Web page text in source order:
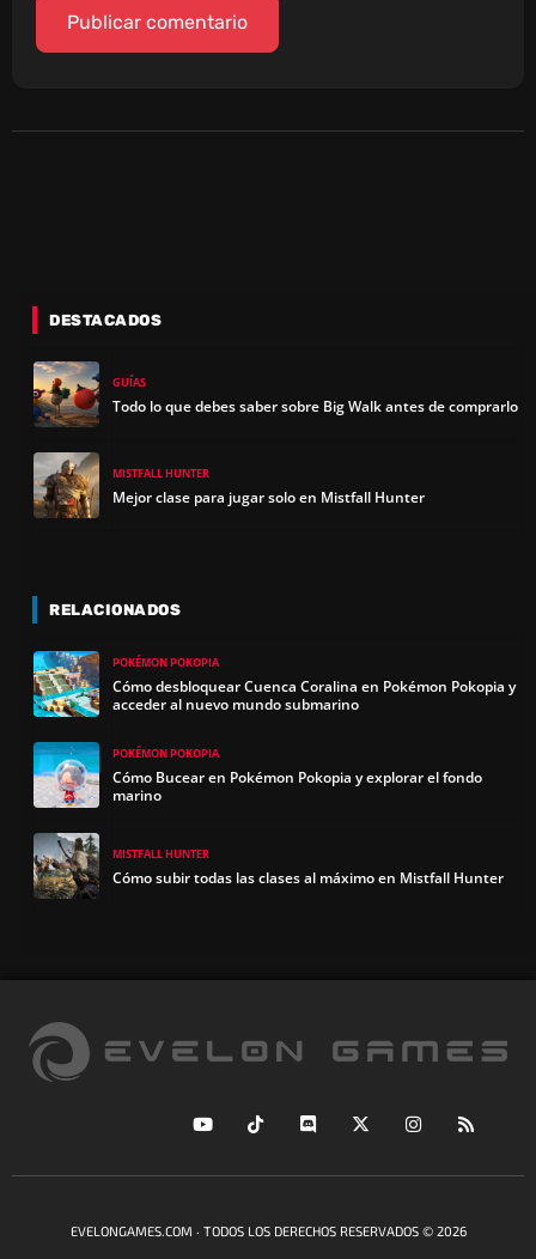
DESTACADOS
GUÍAS
Todo lo que debes saber sobre Big Walk antes de comprarlo
MISTFALL HUNTER
Mejor clase para jugar solo en Mistfall Hunter
RELACIONADOS
POKÉMON POKOPIA
Cómo desbloquear Cuenca Coralina en Pokémon Pokopia y
acceder al nuevo mundo submarino
POKÉMON POKOPIA
Cómo Bucear en Pokémon Pokopia y explorar el fondo
marino
MISTFALL HUNTER
Cómo subir todas las clases al máximo en Mistfall Hunter
EVELONGAMES.COM · TODOS LOS DERECHOS RESERVADOS © 2026